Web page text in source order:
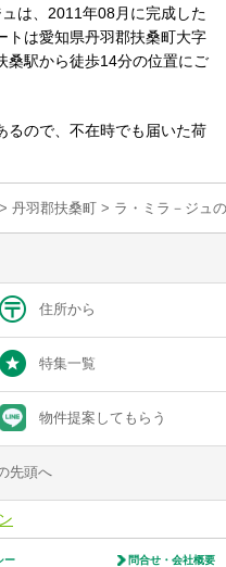
は、2011年08月に完成した
トは愛知県丹羽郡扶桑町大字
桑駅から徒歩14分の位置にご
るので、不在時でも届いた荷
> 丹羽郡扶桑町 > ラ・ミラ－ジュ
住所から
特集一覧
物件提案してもらう
先頭へ
ー 問合せ・会社概要